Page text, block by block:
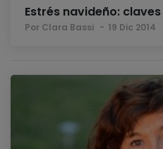
Estrés navideño:
Por Clara Bassi 19 Dic 2014